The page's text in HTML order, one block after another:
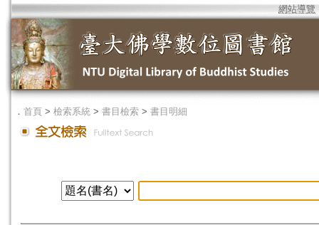
網站導覽
． 首頁 > 檢索系統 > 書目檢索 > 書目明細